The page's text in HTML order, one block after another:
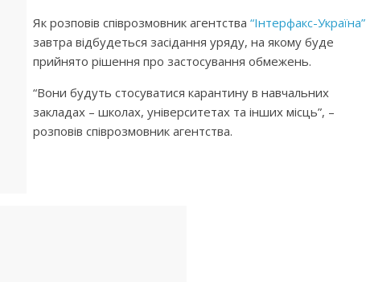
Як розповів співрозмовник агентства “Інтерфакс-Україна”
завтра відбудеться засідання уряду, на якому буде
прийнято рішення про застосування обмежень.
“Вони будуть стосуватися карантину в навчальних
закладах – школах, університетах та інших місць”, –
розповів співрозмовник агентства.